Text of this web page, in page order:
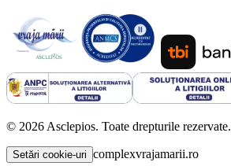
© 2026 Asclepios. Toate drepturile rezervate.
Setări cookie-uri complexvrajamarii.ro